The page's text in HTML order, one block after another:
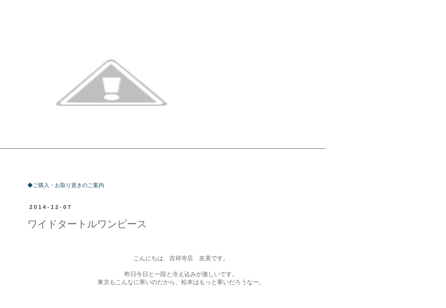
◆ご購入・お取り置きのご案内
2014-12-07
ワイドタートルワンピース
こんにちは、吉祥寺店 友美です。
昨日今日と一段と冷え込みが激しいです。
東京もこんなに寒いのだから、松本はもっと寒いだろうなー。